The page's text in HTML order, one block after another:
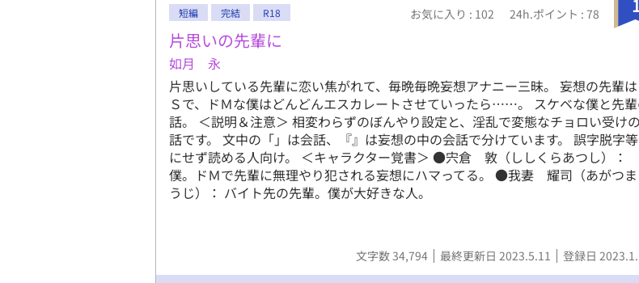
短編 完結 R18 お気に入り : 102 24h.ポイント : 78
片思いの先輩に
如月 永
片思いしている先輩に恋い焦がれて、毎晩毎晩妄想アナニー三昧。 妄想の先輩
Ｓで、ドＭな僕はどんどんエスカレートさせていったら……。 スケベな僕と先
話。 ＜説明＆注意＞ 相変わらずのぼんやり設定と、淫乱で変態なチョロい受けの
話です。 文中の「」は会話、『』は妄想の中の会話で分けています。 誤字脱字
にせず読める人向け。 ＜キャラクター覚書＞ ●宍倉 敦（ししくらあつし）：
僕。ドＭで先輩に無理やり犯される妄想にハマってる。 ●我妻 耀司（あがつま
うじ）： バイト先の先輩。僕が大好きな人。
文字数 34,794 最終更新日 2023.5.11 登録日